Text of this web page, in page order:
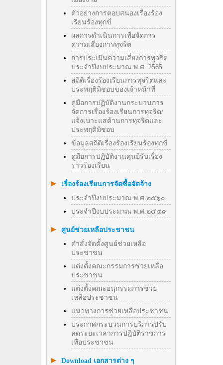
ตัวอย่างการตอบสนองเรื่องร้อง
เรียนร้องทุกข์
ผลการดำเนินการเพื่อจัดการ
ความเสี่ยงการทุจริต
การประเมินความเสี่ยงการทุจริต
ประจำปีงบประมาณ พ.ศ. 2565
สถิติเรื่องร้องเรียนการทุจริตและ
ประพฤติมิชอบของเจ้าหน้าที่
คู่มือการปฏิบัติงานกระบวนการ
จัดการเรื่องร้องเรียนการทุจริต/
แจ้งเบาะแสด้านการทุจริตและ
ประพฤติมิชอบ
ข้อมูลสถิติเรื่องร้องเรียนร้องทุกข์
คู่มือการปฏิบัติงานศุนย์รับเรื่อง
ราวร้องเรียน
เรื่องร้องเรียนการจัดซื้อจัดจ้าง
ประจำปีงบประมาณ พ.ศ.๒๕๖๐
ประจำปีงบประมาณ พ.ศ.๒๕๕๙
ศูนย์ช่วยเหลือประชาชน
คำสั่งจัดตั้งศูนย์ช่วยเหลือ
ประชาชน
แต่งตั้งคณะกรรมการช่วยเหลือ
ประชาชน
แต่งตั้งคณะอนุกรรมการช่วย
เหลือประชาชน
แนวทางการช่วยเหลือประชาชน
ประกาศกระบวนการบริการปรับ
ลดระยะเวลาการปฎิบัติราชการ
เพื่อประชาชน
Download เอกสารต่าง ๆ